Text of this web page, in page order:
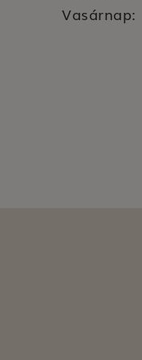
Vasárnap: